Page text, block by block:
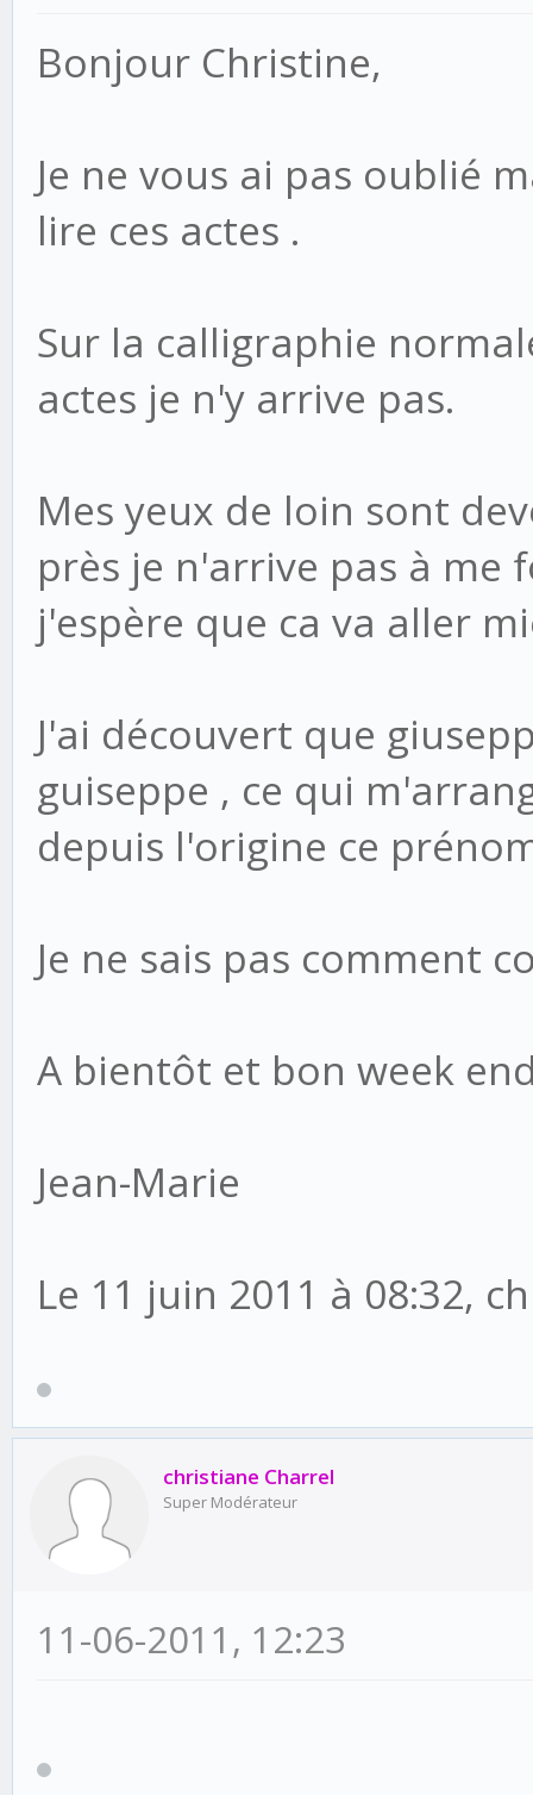
Bonjour Christine,
Je ne vous ai pas oublié
lire ces actes .
Sur la calligraphie
actes je n'y arrive pas.
Mes yeux de loin sont
près je n'arrive pas à me
j'espère que ca va aller
J'ai découvert que
guiseppe , ce qui
depuis l'origine ce
Je ne sais pas comment
A bientôt et bon week
Jean-Marie
Le 11 juin 2011 à 08:32,
christiane Charrel
Super Modérateur
11-06-2011, 12:23